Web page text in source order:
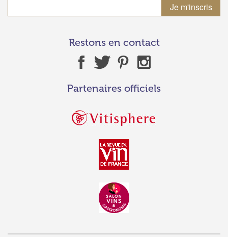
Restons en contact
Partenaires officiels